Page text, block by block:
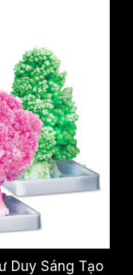
Duy Sáng Tạo